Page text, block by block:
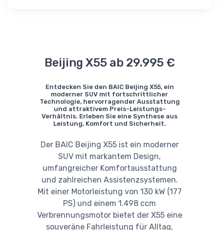
Beijing X55 ab 29.995 €
Entdecken Sie den BAIC Beijing X55, ein
moderner SUV mit fortschrittlicher
Technologie, hervorragender Ausstattung
und attraktivem Preis-Leistungs-
Verhältnis. Erleben Sie eine Synthese aus
Leistung, Komfort und Sicherheit.
Der BAIC Beijing X55 ist ein moderner
SUV mit markantem Design,
umfangreicher Komfortausstattung
und zahlreichen Assistenzsystemen.
Mit einer Motorleistung von 130 kW (177
PS) und einem 1.498 ccm
Verbrennungsmotor bietet der X55 eine
souveräne Fahrleistung für Alltag,